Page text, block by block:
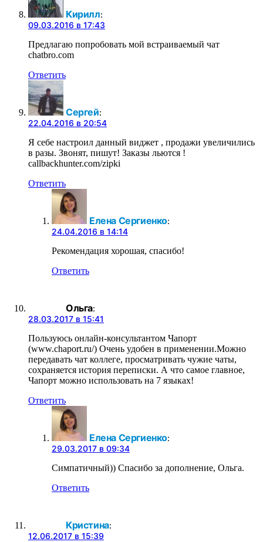
Кирилл:
09.03.2016 в 17:43
Предлагаю попробовать мой встраиваемый чат
chatbro.com
Ответить
Сергей:
22.04.2016 в 20:54
Я себе настроил данный виджет , продажи увеличились
в разы. Звонят, пишут! Заказы льются !
callbackhunter.com/zipki
Ответить
Елена Сергиенко:
24.04.2016 в 14:14
Рекомендация хорошая, спасибо!
Ответить
Ольга:
28.03.2017 в 15:41
Пользуюсь онлайн-консультантом Чапорт
(www.chaport.ru/) Очень удобен в применении.Можно
передавать чат коллеге, просматривать чужие чаты,
сохраняется история переписки. А что самое главное,
Чапорт можно использовать на 7 языках!
Ответить
Елена Сергиенко:
29.03.2017 в 09:34
Симпатичный)) Спасибо за дополнение, Ольга.
Ответить
Кристина:
12.06.2017 в 15:39